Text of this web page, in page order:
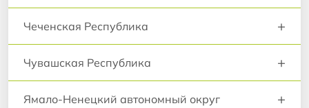
Чеченская Республика +
Чувашская Республика +
Ямало-Ненецкий автономный округ +